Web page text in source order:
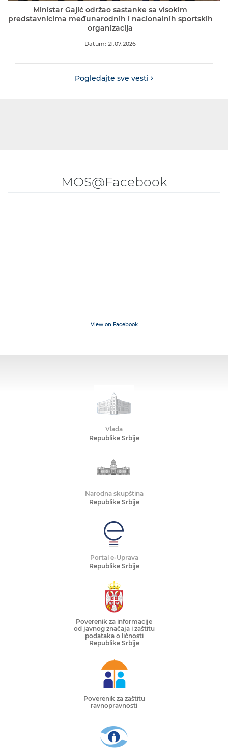
Ministar Gajić održao sastanke sa visokim
predstavnicima međunarodnih i nacionalnih sportskih
organizacija
Datum: 21.07.2026
Pogledajte sve vesti
MOS@Facebook
View on Facebook
Vlada
Republike Srbije
Narodna skupština
Republike Srbije
Portal e-Uprava
Republike Srbije
Poverenik za informacije
od javnog značaja i zaštitu
podataka o ličnosti
Republike Srbije
Poverenik za zaštitu
ravnopravnosti